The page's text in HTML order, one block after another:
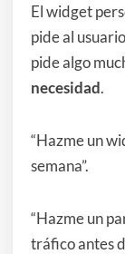
El widget
pide al
pide algo
necesidad.
“Hazme un
semana”.
“Hazme un
tráfico antes